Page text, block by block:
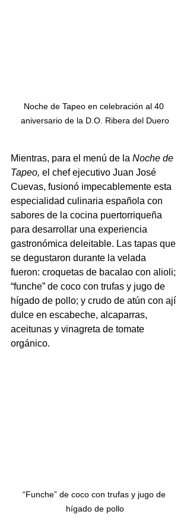
Noche de Tapeo en celebración al 40
aniversario de la D.O. Ribera del Duero
Mientras, para el menú de la Noche de
Tapeo, el chef ejecutivo Juan José
Cuevas, fusionó impecablemente esta
especialidad culinaria española con
sabores de la cocina puertorriqueña
para desarrollar una experiencia
gastronómica deleitable. Las tapas que
se degustaron durante la velada
fueron: croquetas de bacalao con alioli;
“funche” de coco con trufas y jugo de
hígado de pollo; y crudo de atún con ají
dulce en escabeche, alcaparras,
aceitunas y vinagreta de tomate
orgánico.
“Funche” de coco con trufas y jugo de
hígado de pollo